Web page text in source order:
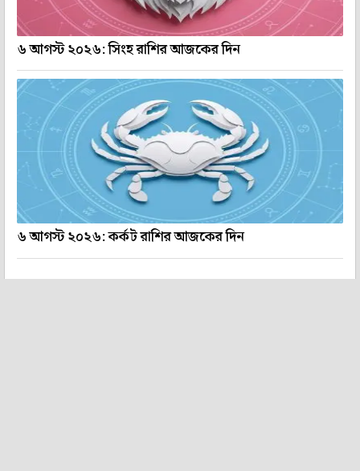
৬ আগস্ট ২০২৬: সিংহ রাশির আজকের দিন
৬ আগস্ট ২০২৬: কর্কট রাশির আজকের দিন